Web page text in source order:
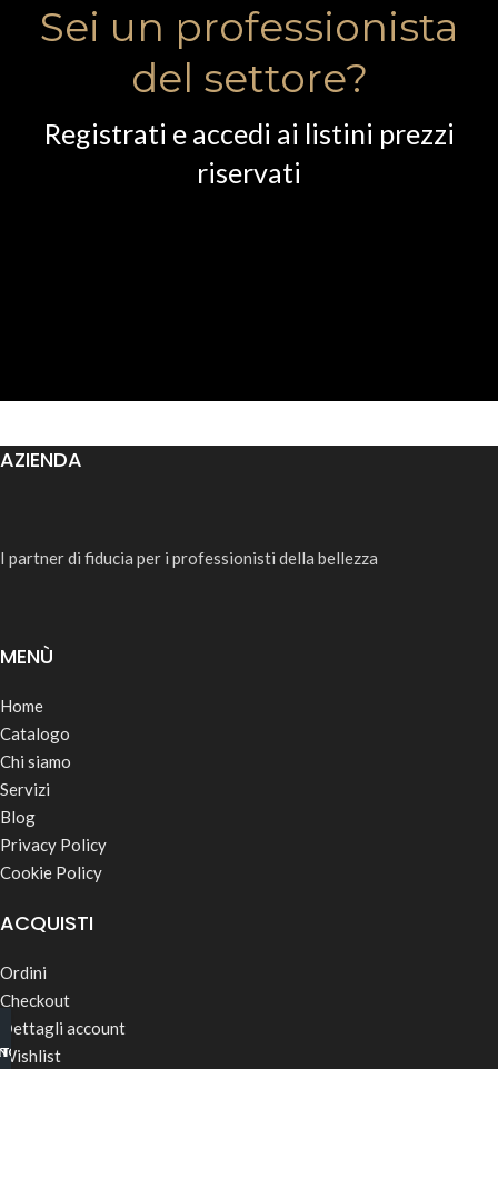
Sei un professionista
del settore?
Registrati e accedi ai listini prezzi
riservati
AZIENDA
I partner di fiducia per i professionisti della bellezza
MENÙ
Home
Catalogo
Chi siamo
Servizi
Blog
Privacy Policy
Cookie Policy
ACQUISTI
Ordini
Checkout
Dettagli account
Wishlist
B2B